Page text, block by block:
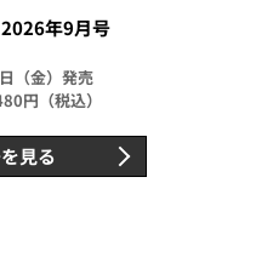
年9月号
（金）発売
円（税込）
見る